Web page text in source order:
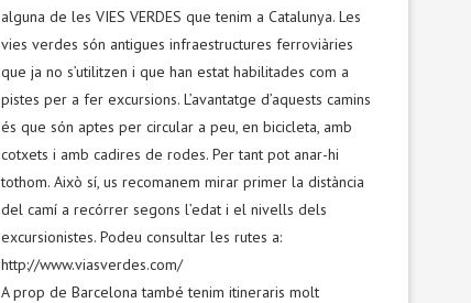
alguna de les VIES VERDES que tenim a Catalunya. Les
vies verdes són antigues infraestructures ferroviàries
que ja no s’utilitzen i que han estat habilitades com a
pistes per a fer excursions. L’avantatge d’aquests camins
és que són aptes per circular a peu, en bicicleta, amb
cotxets i amb cadires de rodes. Per tant pot anar-hi
tothom. Això sí, us recomanem mirar primer la distància
del camí a recórrer segons l’edat i el nivells dels
excursionistes. Podeu consultar les rutes a:
http://www.viasverdes.com/
A prop de Barcelona també tenim itineraris molt